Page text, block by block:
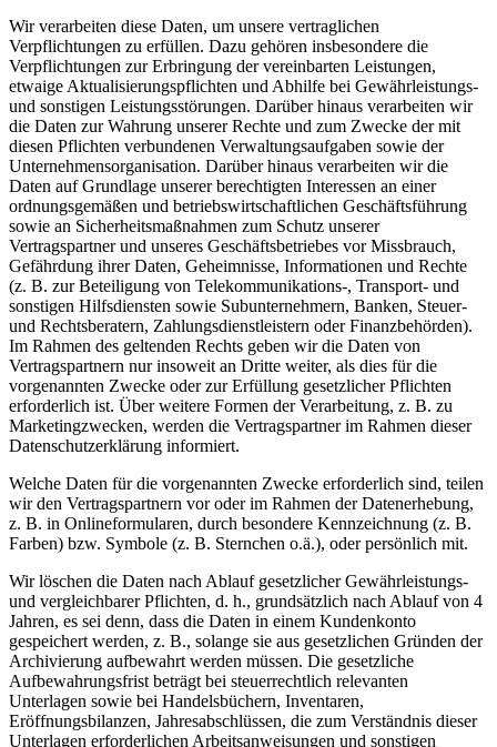
Wir verarbeiten diese Daten, um unsere vertraglichen
Verpflichtungen zu erfüllen. Dazu gehören insbesondere die
Verpflichtungen zur Erbringung der vereinbarten Leistungen,
etwaige Aktualisierungspflichten und Abhilfe bei Gewährleistungs-
und sonstigen Leistungsstörungen. Darüber hinaus verarbeiten wir
die Daten zur Wahrung unserer Rechte und zum Zwecke der mit
diesen Pflichten verbundenen Verwaltungsaufgaben sowie der
Unternehmensorganisation. Darüber hinaus verarbeiten wir die
Daten auf Grundlage unserer berechtigten Interessen an einer
ordnungsgemäßen und betriebswirtschaftlichen Geschäftsführung
sowie an Sicherheitsmaßnahmen zum Schutz unserer
Vertragspartner und unseres Geschäftsbetriebes vor Missbrauch,
Gefährdung ihrer Daten, Geheimnisse, Informationen und Rechte
(z. B. zur Beteiligung von Telekommunikations-, Transport- und
sonstigen Hilfsdiensten sowie Subunternehmern, Banken, Steuer-
und Rechtsberatern, Zahlungsdienstleistern oder Finanzbehörden).
Im Rahmen des geltenden Rechts geben wir die Daten von
Vertragspartnern nur insoweit an Dritte weiter, als dies für die
vorgenannten Zwecke oder zur Erfüllung gesetzlicher Pflichten
erforderlich ist. Über weitere Formen der Verarbeitung, z. B. zu
Marketingzwecken, werden die Vertragspartner im Rahmen dieser
Datenschutzerklärung informiert.
Welche Daten für die vorgenannten Zwecke erforderlich sind, teilen
wir den Vertragspartnern vor oder im Rahmen der Datenerhebung,
z. B. in Onlineformularen, durch besondere Kennzeichnung (z. B.
Farben) bzw. Symbole (z. B. Sternchen o.ä.), oder persönlich mit.
Wir löschen die Daten nach Ablauf gesetzlicher Gewährleistungs-
und vergleichbarer Pflichten, d. h., grundsätzlich nach Ablauf von 4
Jahren, es sei denn, dass die Daten in einem Kundenkonto
gespeichert werden, z. B., solange sie aus gesetzlichen Gründen der
Archivierung aufbewahrt werden müssen. Die gesetzliche
Aufbewahrungsfrist beträgt bei steuerrechtlich relevanten
Unterlagen sowie bei Handelsbüchern, Inventaren,
Eröffnungsbilanzen, Jahresabschlüssen, die zum Verständnis dieser
Unterlagen erforderlichen Arbeitsanweisungen und sonstigen